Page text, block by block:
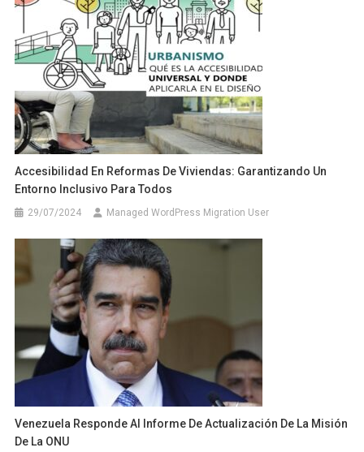
Accesibilidad En Reformas De Viviendas: Garantizando Un
Entorno Inclusivo Para Todos
29/07/2024 Managed WordPress Migration User
Venezuela Responde Al Informe De Actualización De La Misión
De La ONU